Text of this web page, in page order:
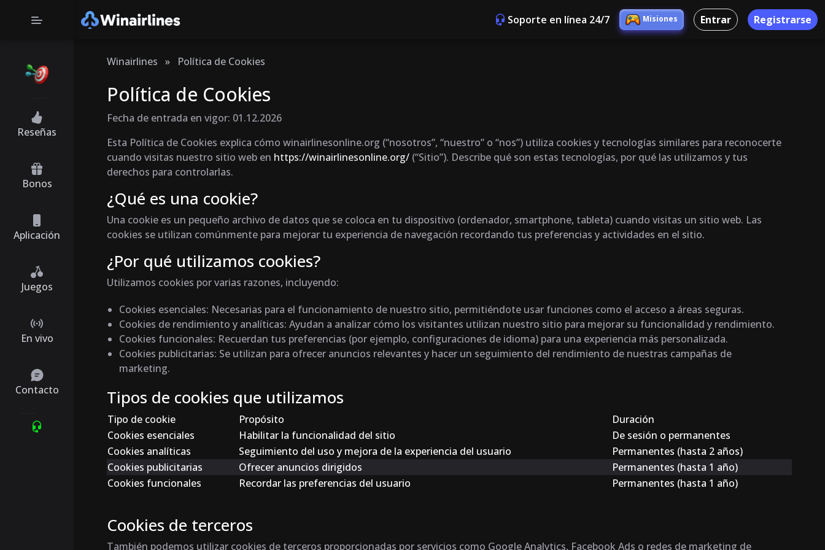
Reseñas
Bonos
Aplicación
Juegos
En vivo
Contacto
Soporte en línea 24/7 Misiones Entrar Registrarse
Winairlines » Política de Cookies
Política de Cookies
Fecha de entrada en vigor: 01.12.2026
Esta Política de Cookies explica cómo winairlinesonline.org (“nosotros”, “nuestro” o “nos”) utiliza cookies y tecnologías similares para reconocerte
cuando visitas nuestro sitio web en https://winairlinesonline.org/ (“Sitio”). Describe qué son estas tecnologías, por qué las utilizamos y tus
derechos para controlarlas.
¿Qué es una cookie?
Una cookie es un pequeño archivo de datos que se coloca en tu dispositivo (ordenador, smartphone, tableta) cuando visitas un sitio web. Las
cookies se utilizan comúnmente para mejorar tu experiencia de navegación recordando tus preferencias y actividades en el sitio.
¿Por qué utilizamos cookies?
Utilizamos cookies por varias razones, incluyendo:
Cookies esenciales: Necesarias para el funcionamiento de nuestro sitio, permitiéndote usar funciones como el acceso a áreas seguras.
Cookies de rendimiento y analíticas: Ayudan a analizar cómo los visitantes utilizan nuestro sitio para mejorar su funcionalidad y rendimiento.
Cookies funcionales: Recuerdan tus preferencias (por ejemplo, configuraciones de idioma) para una experiencia más personalizada.
Cookies publicitarias: Se utilizan para ofrecer anuncios relevantes y hacer un seguimiento del rendimiento de nuestras campañas de
marketing.
Tipos de cookies que utilizamos
Tipo de cookie Propósito
Duración
Cookies esenciales
Habilitar la funcionalidad del sitio
De sesión o permanentes
Cookies analíticas
Seguimiento del uso y mejora de la experiencia del usuario
Permanentes (hasta 2 años)
Cookies publicitarias
Ofrecer anuncios dirigidos
Permanentes (hasta 1 año)
Cookies funcionales
Recordar las preferencias del usuario Permanentes (hasta 1 año)
Cookies de terceros
También podemos utilizar cookies de terceros proporcionadas por servicios como Google Analytics, Facebook Ads o redes de marketing de